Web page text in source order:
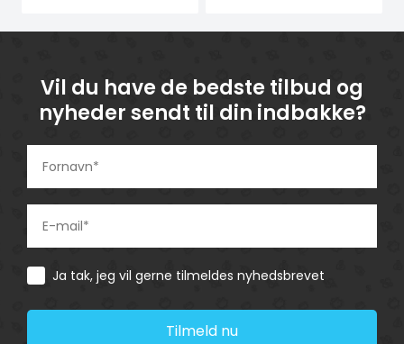
Vil du have de bedste tilbud og
nyheder sendt til din indbakke?
Consent
Ja tak, jeg vil gerne tilmeldes nyhedsbrevet
Tilmeld nu